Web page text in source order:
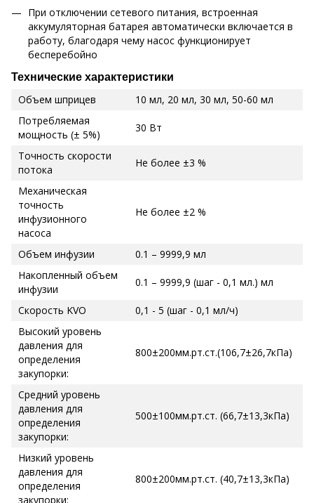
При отключении сетевого питания, встроенная
аккумуляторная батарея автоматически включается в
работу, благодаря чему насос функционирует
бесперебойно
Технические характеристики
Объем шприцев
10 мл, 20 мл, 30 мл, 50-60 мл
Потребляемая
мощность (± 5%)
30 Вт
Точность скорости
потока
Не более ±3 %
Механическая
точность
инфузионного
насоса
Не более ±2 %
Объем инфузии
0.1 – 9999,9 мл
Накопленный объем
инфузии
0.1 – 9999,9 (шаг - 0,1 мл.) мл
Скорость KVO
0,1 - 5 (шаг - 0,1 мл/ч)
Высокий уровень
давления для
определения
закупорки:
800±200мм.рт.ст.(106,7±26,7кПа)
Средний уровень
давления для
определения
закупорки:
500±100мм.рт.ст. (66,7±13,3кПа)
Низкий уровень
давления для
определения
закупорки:
800±200мм.рт.ст. (40,7±13,3кПа)